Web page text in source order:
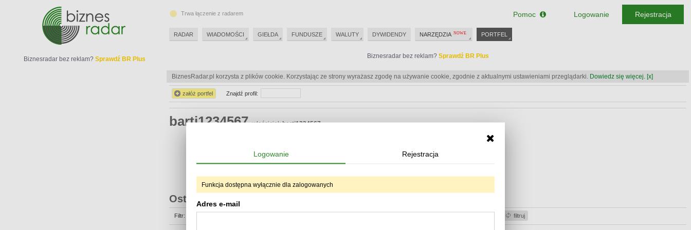
Biznesradar bez reklam? Sprawdź BR Plus
BiznesRadar.pl korzysta z plików cookie. Korzystając ze strony wyrażasz zgodę na używanie cookie, zgodnie z aktualnymi ustawieniami przeglądarki. Dowiedz się więcej. [x]
załóż portfel Znajdź profil:
barti1234567właściciel:barti1234567
Sprawdź BR Plus
Ostatnie operacje
Filtr: filtruj
Biznesradar bez reklam? Sprawdź BR Plus
Trwa łączenie z radarem
RADAR WIADOMOŚCI GIEŁDA FUNDUSZE WALUTY DYWIDENDY NARZĘDZIA PORTFEL
Pomoc Logowanie Rejestracja
Logowanie Rejestracja
Funkcja dostępna wyłącznie dla zalogowanych
Adres e-mail